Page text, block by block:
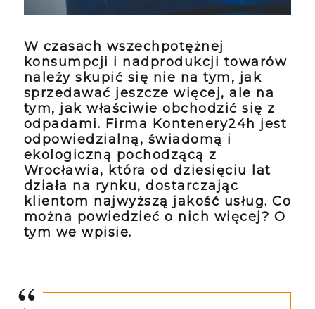
W czasach wszechpotężnej
konsumpcji i nadprodukcji towarów
należy skupić się nie na tym, jak
sprzedawać jeszcze więcej, ale na
tym, jak właściwie obchodzić się z
odpadami. Firma Kontenery24h jest
odpowiedzialną, świadomą i
ekologiczną pochodzącą z
Wrocławia, która od dziesięciu lat
działa na rynku, dostarczając
klientom najwyższą jakość usług. Co
można powiedzieć o nich więcej? O
tym we wpisie.